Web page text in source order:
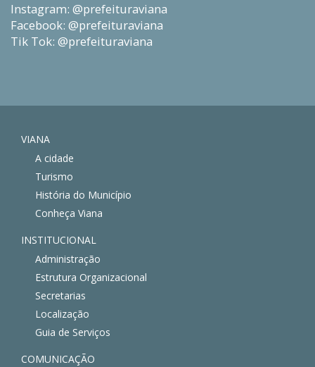
Instagram: @prefeituraviana
Facebook: @prefeituraviana
Tik Tok: @prefeituraviana
VIANA
A cidade
Turismo
História do Município
Conheça Viana
INSTITUCIONAL
Administração
Estrutura Organizacional
Secretarias
Localização
Guia de Serviços
COMUNICAÇÃO